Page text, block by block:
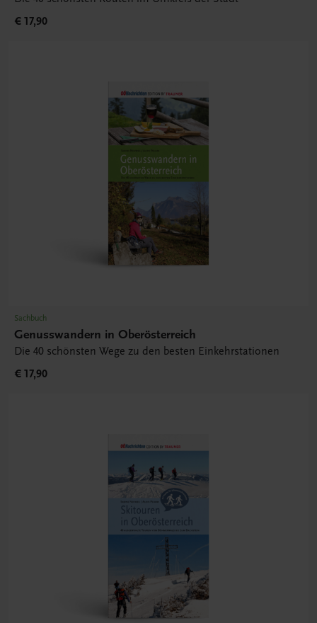
€ 17,90
Sachbuch
Genusswandern in Oberösterreich
Die 40 schönsten Wege zu den besten Einkehrstationen
€ 17,90